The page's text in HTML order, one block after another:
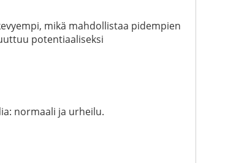
mikä mahdollistaa pidempien
potentiaaliseksi
normaali ja urheilu.